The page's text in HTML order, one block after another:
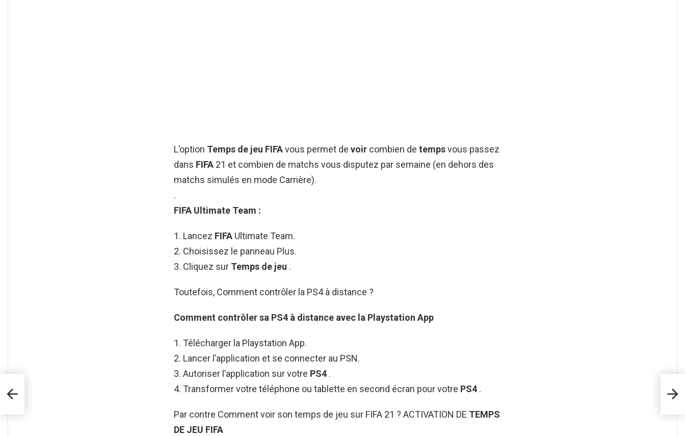
L’option Temps de jeu FIFAvous permet de voir combien de tempsvous passez
dans FIFA 21 et combien de matchs vous disputez par semaine (en dehors des
matchs simulés en mode Carrière).
.
FIFA Ultimate Team :
Lancez FIFA Ultimate Team.
Choisissez le panneau Plus.
Cliquez sur Temps de jeu .
Toutefois, Comment contrôler la PS4 à distance ?
Comment contrôlersa PS4 à distance avec la Playstation App
Télécharger la Playstation App.
Lancer l’application et se connecter au PSN.
Autoriser l’application sur votre PS4 .
Transformer votre téléphone ou tablette en second écran pour votre PS4 .
Par contre Comment voir son temps de jeu sur FIFA 21 ? ACTIVATION DE TEMPS
DE JEU FIFA